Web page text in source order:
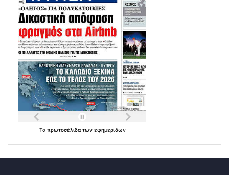
Τα πρωτοσέλιδα των εφημερίδων